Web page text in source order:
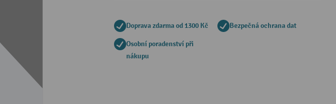
Doprava zdarma od 1300 Kč Bezpečná ochrana dat
Osobní poradenství při
nákupu